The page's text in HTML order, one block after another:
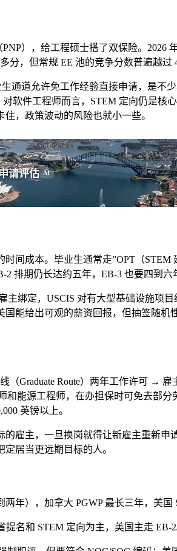
），给工程硕士搭了双保险。2026
分，但常规 EE 池的竞争分数普遍越过
通道允许免工作经验直接申请，是不
软件工程师而言，STEM 定向仍是核
，政策波动的风险也就小一些。
请评估 AI
间成本。毕业生通常走”OPT（
排期仍长达约五年，EB-3 也要四到六
绑定，USCIS 对有大型基础设施项
能给出可观的薪资回报，但抽签随
Graduate Route）两年工作许可 →
和能源工程师，在办担保时可免去部
英镑以上。
雇主，一旦换岗就得让新雇主重新
居当更远期目标的人。
），加拿大 PGWP 最长三年，美国
名和 STEM 定向为主，美国主走